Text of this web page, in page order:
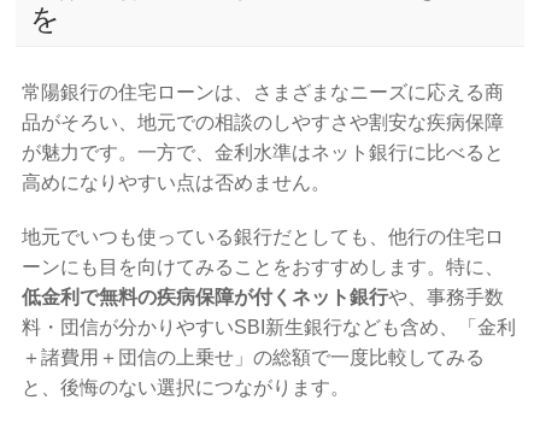
を
常陽銀行の住宅ローンは、さまざまなニーズに応える商
品がそろい、地元での相談のしやすさや割安な疾病保障
が魅力です。一方で、金利水準はネット銀行に比べると
高めになりやすい点は否めません。
地元でいつも使っている銀行だとしても、他行の住宅ロ
ーンにも目を向けてみることをおすすめします。特に、
低金利で無料の疾病保障が付くネット銀行や、事務手数
料・団信が分かりやすいSBI新生銀行なども含め、「金利
＋諸費用＋団信の上乗せ」の総額で一度比較してみる
と、後悔のない選択につながります。